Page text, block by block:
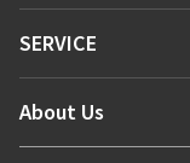
新着情報から探す
新着募集情報
マンションレポート
住まいのコラム
SERVICE
会員ページ
About Us